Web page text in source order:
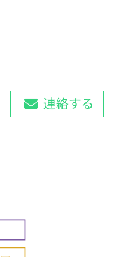
連絡する